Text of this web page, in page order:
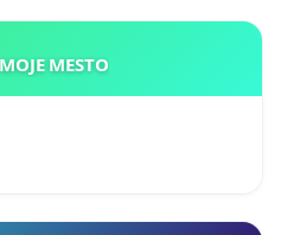
KAMNIK MOJE MESTO